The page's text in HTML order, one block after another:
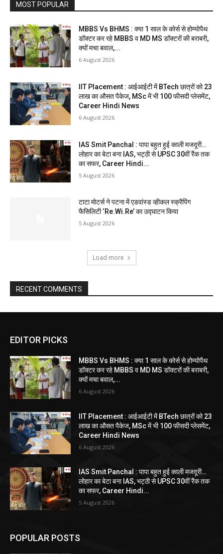
MOST POPULAR
MBBS Vs BHMS : क्या 1 साल के कोर्स से होम्योपैथ
डॉक्टर कर रहे MBBS व MD MS डॉक्टरों की बराबरी,
क्यों मचा बवाल,...
6 August 2026
IIT Placement : आईआईटी में BTech छात्रों को 23
लाख का औसत पैकेज, MSc में भी 100 फीसदी प्लेसमेंट,
Career Hindi News
6 August 2026
IAS Smit Panchal : पापा बहुत हुई काली मजदूरी…
लोहार का बेटा बना IAS, भट्ठी से UPSC 30वीं रैंक तक
का सफर, Career Hindi...
5 August 2026
टाटा मोटर्स ने पटना में एडवांस्ड व्हीकल स्क्रैपिंग
फैसिलिटी ‘Re.Wi.Re’ का उद्घाटन किया
5 August 2026
Load more
RECENT COMMENTS
EDITOR PICKS
MBBS Vs BHMS : क्या 1 साल के कोर्स से होम्योपैथ
डॉक्टर कर रहे MBBS व MD MS डॉक्टरों की बराबरी,
क्यों मचा बवाल,...
6 August 2026
IIT Placement : आईआईटी में BTech छात्रों को 23
लाख का औसत पैकेज, MSc में भी 100 फीसदी प्लेसमेंट,
Career Hindi News
6 August 2026
IAS Smit Panchal : पापा बहुत हुई काली मजदूरी…
लोहार का बेटा बना IAS, भट्ठी से UPSC 30वीं रैंक तक
का सफर, Career Hindi...
5 August 2026
POPULAR POSTS